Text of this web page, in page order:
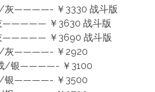
/灰————- ￥3330 战斗版
————— ￥3630 战斗版
————— ￥3690 战斗版
/灰————- ￥2920
成/银————- ￥3100
/银————- ￥3500